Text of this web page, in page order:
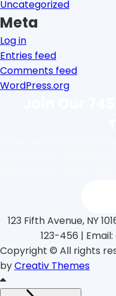
Uncategorized
Meta
Log in
Entries feed
Comments feed
WordPress.org
123 Fifth Avenue, NY
123-456 |
Copyright © All rights
byCreativ Themes